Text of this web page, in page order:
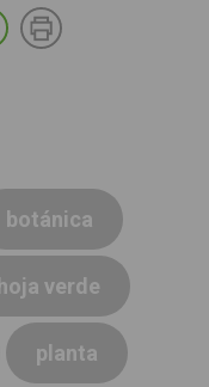
en Google Plus
en Pinterest
Compartir por E-
botánica
hoja verde
planta